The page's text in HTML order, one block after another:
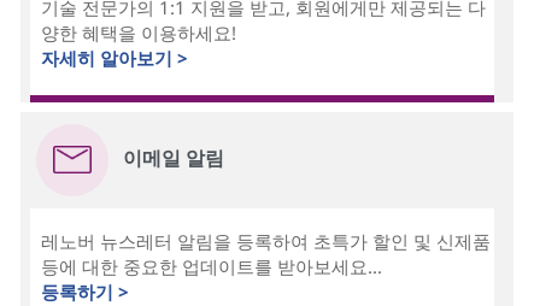
기술 전문가의 1:1 지원을 받고, 회원에게만 제공되는 다
양한 혜택을 이용하세요!
자세히 알아보기 >
이메일 알림
레노버 뉴스레터 알림을 등록하여 초특가 할인 및 신제품
등에 대한 중요한 업데이트를 받아보세요...
등록하기 >